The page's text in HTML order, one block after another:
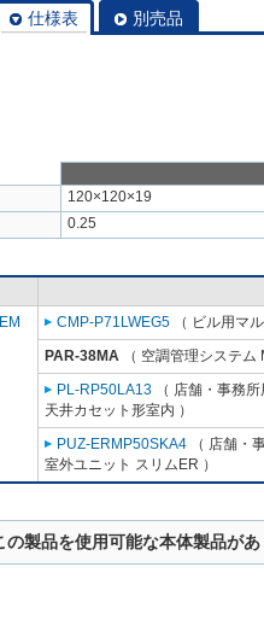
仕様表 別売品
120×120×19
0.25
CMP-P71LWEG5 （ ビル用マ
PAR-38MA （ 空調管理システム
PL-RP50LA13 （ 店舗・事務
天井カセット形室内 ）
PUZ-ERMP50SKA4 （ 店舗・
室外ユニット スリムER ）
の製品を使用可能な本体製品が